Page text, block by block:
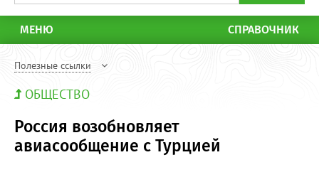
МЕНЮ СПРАВОЧНИК
Полезные ссылки
ОБЩЕСТВО
Россия возобновляет
авиасообщение с Турцией